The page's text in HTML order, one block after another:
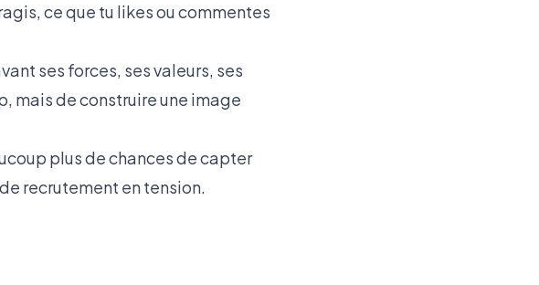
ce que tu likes ou commentes
ses forces, ses valeurs, ses
mais de construire une image
plus de chances de capter
recrutement en tension.